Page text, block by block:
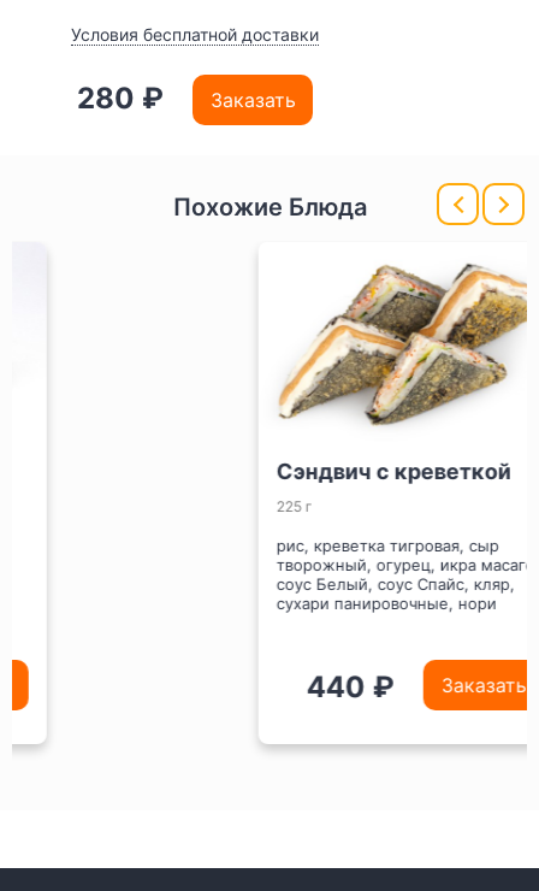
Условия бесплатной доставки
280 ₽ Заказать
Похожие Блюда
Сэндвич с креветкой
рис, креветка тигровая, сыр
творожный, огурец, икра масаго,
соус Белый, соус Спайс, кляр,
сухари панировочные, нори
Заказать